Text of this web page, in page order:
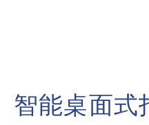
智能桌面式